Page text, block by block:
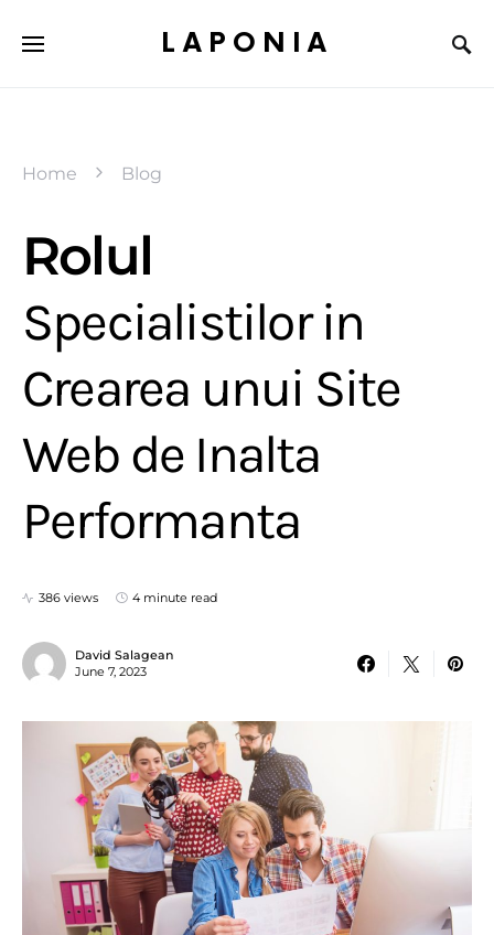
LAPONIA
Home Blog
Rolul
Specialistilor in
Crearea unui Site
Web de Inalta
Performanta
386 views 4 minute read
David Salagean
June 7, 2023